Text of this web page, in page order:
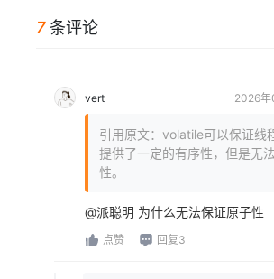
7条评论
vert 2026
引用原文：volatile可以保证线
提供了一定的有序性，但是无
性。
@派聪明 为什么无法保证原子性
点赞 回复3